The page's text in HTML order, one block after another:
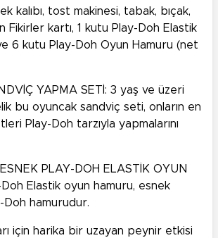
kalıbı, tost makinesi, tabak, bıçak,
Fikirler kartı, 1 kutu Play-Doh Elastik
6 kutu Play-Doh Oyun Hamuru (net
YAPMA SETİ: 3 yaş ve üzeri
bu oyuncak sandviç seti, onların en
Play-Doh tarzıyla yapmalarını
PLAY-DOH ELASTİK OYUN
Doh Elastik oyun hamuru, esnek
hamurudur.
için harika bir uzayan peynir etkisi